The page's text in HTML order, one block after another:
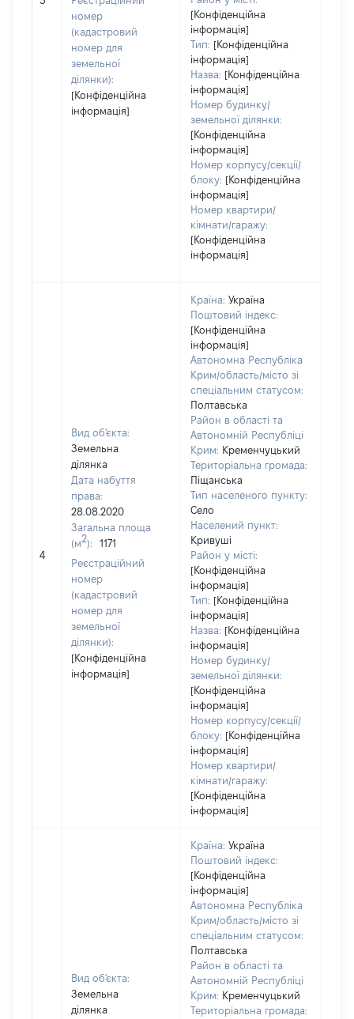
номер
(кадастровий
номер для
земельної
ділянки):
[Конфіденційна
інформація]
[Конфіденційна
інформація]
Тип: [Конфіденційна
інформація]
Назва: [Конфіденційна
інформація]
Номер будинку/
земельної ділянки:
[Конфіденційна
інформація]
Номер корпусу/секції/
блоку: [Конфіденційна
інформація]
Номер квартири/
кімнати/гаражу:
[Конфіденційна
інформація]
4
Вид об'єкта:
Земельна
ділянка
Дата набуття
права:
28.08.2020
Загальна площа
(м2):
1171
Реєстраційний
номер
(кадастровий
номер для
земельної
ділянки):
[Конфіденційна
інформація]
Країна: Україна
Поштовий індекс:
[Конфіденційна
інформація]
Автономна Республіка
Крим/область/місто зі
спеціальним статусом:
Полтавська
Район в області та
Автономній Республіці
Крим: Кременчуцький
Територіальна громада:
Піщанська
Тип населеного пункту:
Село
Населений пункт:
Кривуші
Район у місті:
[Конфіденційна
інформація]
Тип: [Конфіденційна
інформація]
Назва: [Конфіденційна
інформація]
Номер будинку/
земельної ділянки:
[Конфіденційна
інформація]
Номер корпусу/секції/
блоку: [Конфіденційна
інформація]
Номер квартири/
кімнати/гаражу:
[Конфіденційна
інформація]
Вид об'єкта:
Земельна
ділянка
Країна: Україна
Поштовий індекс:
[Конфіденційна
інформація]
Автономна Республіка
Крим/область/місто зі
спеціальним статусом:
Полтавська
Район в області та
Автономній Республіці
Крим: Кременчуцький
Територіальна громада: